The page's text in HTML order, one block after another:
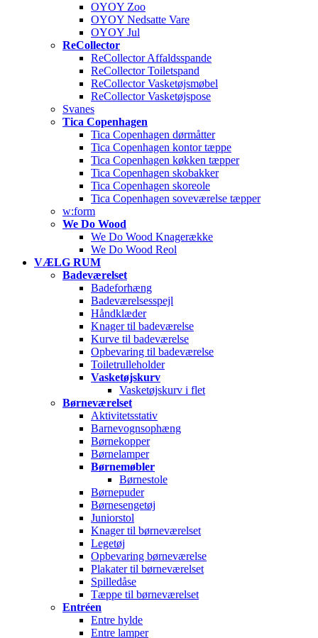
OYOY Zoo
OYOY Nedsatte Vare
OYOY Jul
ReCollector
ReCollector Affaldsspande
ReCollector Toiletspand
ReCollector Vasketøjsmøbel
ReCollector Vasketøjspose
Svanes
Tica Copenhagen
Tica Copenhagen dørmåtter
Tica Copenhagen kontor tæppe
Tica Copenhagen køkken tæpper
Tica Copenhagen skobakker
Tica Copenhagen skoreole
Tica Copenhagen soveværelse tæpper
w:form
We Do Wood
We Do Wood Knagerække
We Do Wood Reol
VÆLG RUM
Badeværelset
Badeforhæng
Badeværelsesspejl
Håndklæder
Knager til badeværelse
Kurve til badeværelse
Opbevaring til badeværelse
Toiletrulleholder
Vasketøjskurv
Vasketøjskurv i flet
Børneværelset
Aktivitetsstativ
Barnevognsophæng
Børnekopper
Børnelamper
Børnemøbler
Børnestole
Børnepuder
Børnesengetøj
Juniorstol
Knager til børneværelset
Legetøj
Opbevaring børneværelse
Plakater til børneværelset
Spilledåse
Tæppe til børneværelset
Entréen
Entre hylde
Entre lamper